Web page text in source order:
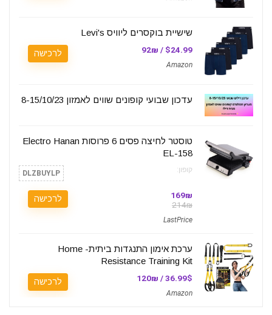
שישיית בוקסרים ליוויס Levi's
$24.99 / 92₪
Amazon
לרכישה
עדכון שבועי קופונים שווים לאמזון 8-15/10/23
טוסטר לחיצה פסים 6 פרוסות Electro Hanan
EL-158
קופון: DLZBUYLP
169₪
214₪
LastPrice
לרכישה
ערכת אימון התנגדות ביתית- Home
Resistance Training Kit
36.99$ / 120₪
Amazon
לרכישה